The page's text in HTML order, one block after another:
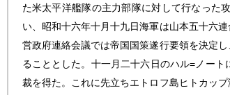
た米太平洋艦隊の主力部隊に対して行なった
い、昭和十六年十月十九日海軍は山本五十六
営政府連絡会議では帝国国策遂行要領を決定
ることとした。十一月二十六日のハル=ノー
裁を得た。これに先立ちエトロフ島ヒトカッ